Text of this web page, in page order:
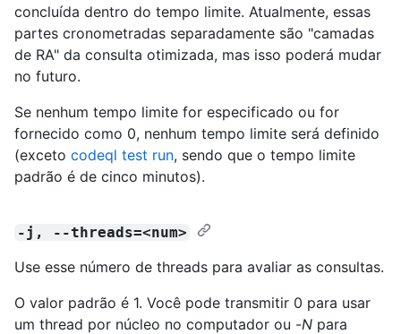
concluída dentro do tempo limite. Atualmente, essas
partes cronometradas separadamente são "camadas
de RA" da consulta otimizada, mas isso poderá mudar
no futuro.
Se nenhum tempo limite for especificado ou for
fornecido como 0, nenhum tempo limite será definido
(exceto codeql test run, sendo que o tempo limite
padrão é de cinco minutos).
-j, --threads=<num>
Use esse número de threads para avaliar as consultas.
O valor padrão é 1. Você pode transmitir 0 para usar
um thread por núcleo no computador ou -N para